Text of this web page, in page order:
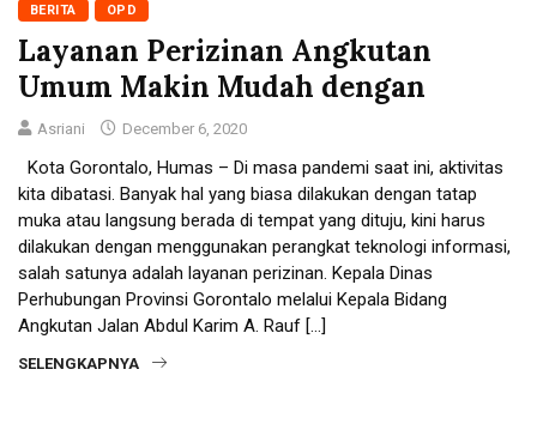
BERITA OPD
Layanan Perizinan Angkutan
Umum Makin Mudah dengan
Asriani December 6, 2020
Kota Gorontalo, Humas – Di masa pandemi saat ini, aktivitas
kita dibatasi. Banyak hal yang biasa dilakukan dengan tatap
muka atau langsung berada di tempat yang dituju, kini harus
dilakukan dengan menggunakan perangkat teknologi informasi,
salah satunya adalah layanan perizinan. Kepala Dinas
Perhubungan Provinsi Gorontalo melalui Kepala Bidang
Angkutan Jalan Abdul Karim A. Rauf […]
SELENGKAPNYA